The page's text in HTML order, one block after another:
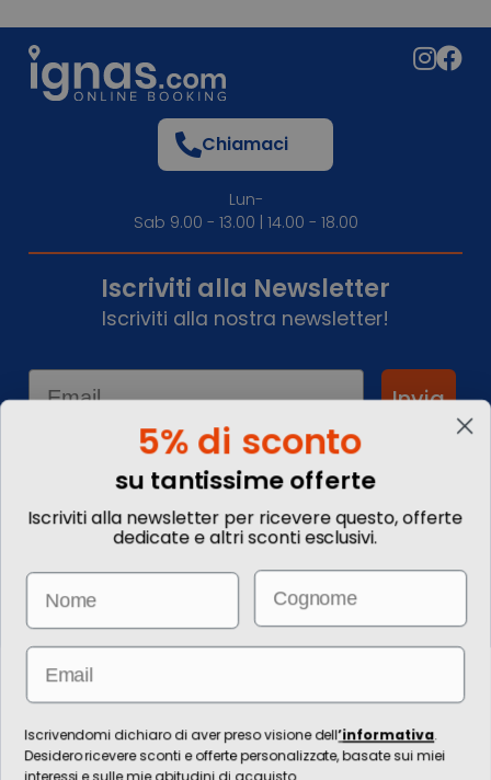
Informationen
Wie buche ich?
Kommentieren Sie Ihre
Informazioni Legali
Chiamaci
Lun-
Sab 9.00 - 13.00 | 14.00 - 18.00
Iscriviti alla Newsletter
Iscriviti alla nostra newsletter!
Email
Invia
Die Bilder sind rein illustrativ. Preise und Informationen können sich
Für die Erbringung von Reiseleistungen ist die / die technische Leitung
zuständig Ignas Tour S.p.A., Largo Cesare Battisti, 28 - 39044 Egna (BZ) -
Italia, P.IVA: 01652670215. È venditore Ignas Tour S.p.A., Largo Cesare
5% di sconto
su tantissime offerte
Iscriviti alla newsletter per ricevere questo, offerte
dedicate e altri sconti esclusivi.
Name Email
Email
Iscrivendomi dichiaro di aver preso visione dell’informativa.
Desidero ricevere sconti e offerte personalizzate, basate sui miei